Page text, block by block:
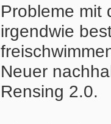
Probleme mit
irgendwie
Neuer
Rensing 2.0.